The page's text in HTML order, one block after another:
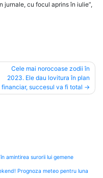
jurnale, cu focul aprins în iulie”,
Cele mai norocoase zodii în
2023. Ele dau lovitura în plan
financiar, succesul va fi total
amintirea surorii lui gemene
Prognoza meteo pentru luna